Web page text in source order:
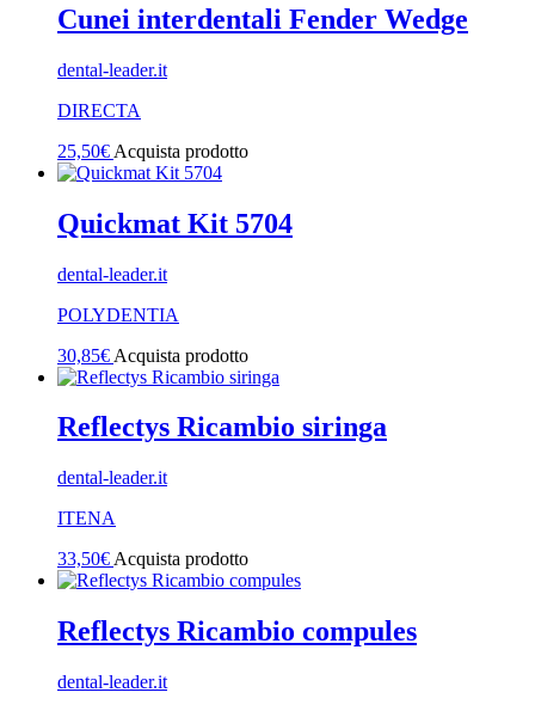
Cunei interdentali Fender Wedge
dental-leader.it
DIRECTA
25,50€ Acquista prodotto
Quickmat Kit 5704
dental-leader.it
POLYDENTIA
30,85€ Acquista prodotto
Reflectys Ricambio siringa
dental-leader.it
ITENA
33,50€ Acquista prodotto
Reflectys Ricambio compules
dental-leader.it